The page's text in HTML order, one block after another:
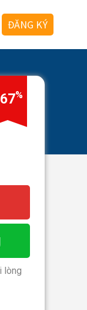
ĐĂNG KÝ
%
lòng